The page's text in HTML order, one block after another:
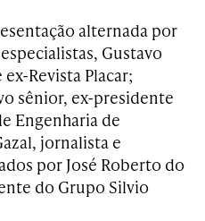
alternada por
Gustavo
Revista Placar;
sênior, ex-presidente
Engenharia de
jornalista e
por José Roberto do
do Grupo Silvio